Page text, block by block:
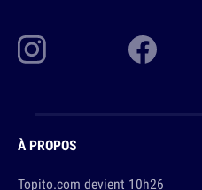
À PROPOS
Topito.com devient 10h26